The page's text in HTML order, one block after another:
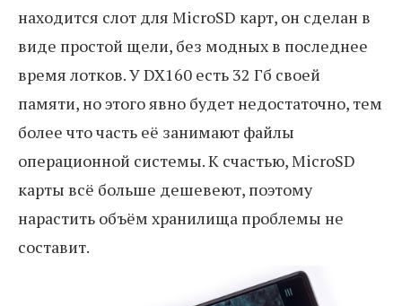
находится слот для MicroSD карт, он сделан в
виде простой щели, без модных в последнее
время лотков. У DX160 есть 32 Гб своей
памяти, но этого явно будет недостаточно, тем
более что часть её занимают файлы
операционной системы. К счастью, MicroSD
карты всё больше дешевеют, поэтому
нарастить объём хранилища проблемы не
составит.